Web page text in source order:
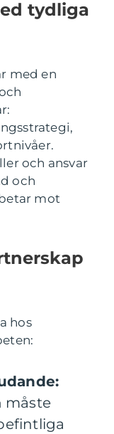
tydliga
med en
och ansvar
och
mot
hos
måste